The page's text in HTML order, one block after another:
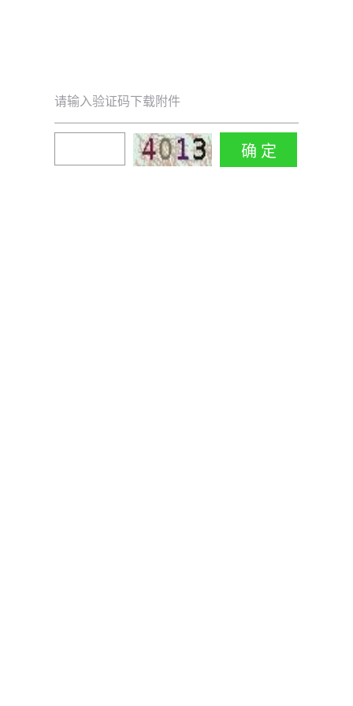
请输入验证码下载附件